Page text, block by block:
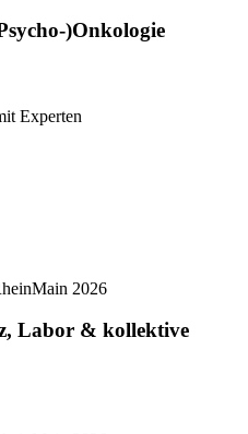
)Onkologie
Experten
2026
Labor & kollektive